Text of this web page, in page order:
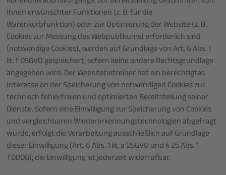
Ihnen erwünschter Funktionen (z. B. für die
Warenkorbfunktion) oder zur Optimierung der Website (z. B.
Cookies zur Messung des Webpublikums) erforderlich sind
(notwendige Cookies), werden auf Grundlage von Art. 6 Abs. 1
lit. f DSGVO gespeichert, sofern keine andere Rechtsgrundlage
angegeben wird. Der Websitebetreiber hat ein berechtigtes
Interesse an der Speicherung von notwendigen Cookies zur
technisch fehlerfreien und optimierten Bereitstellung seiner
Dienste. Sofern eine Einwilligung zur Speicherung von Cookies
und vergleichbaren Wiedererkennungstechnologien abgefragt
wurde, erfolgt die Verarbeitung ausschließlich auf Grundlage
dieser Einwilligung (Art. 6 Abs. 1 lit. a DSGVO und § 25 Abs. 1
TDDDG); die Einwilligung ist jederzeit widerrufbar.